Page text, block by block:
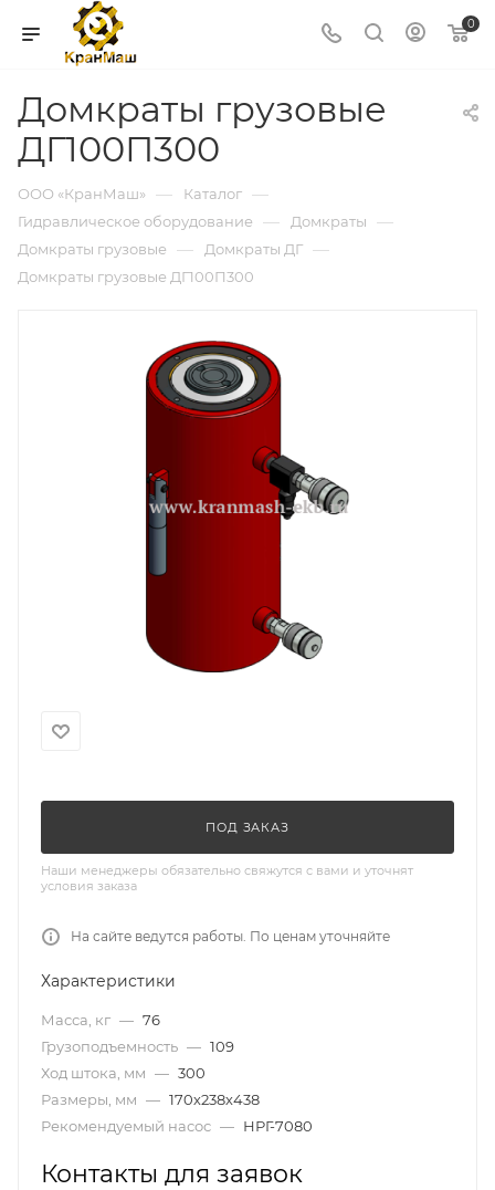
0
Домкраты грузовые
ДГ100П300
ООО «КранМаш» — Каталог —
Гидравлическое оборудование — Домкраты —
Домкраты грузовые — Домкраты ДГ —
Домкраты грузовые ДГ100П300
ПОД ЗАКАЗ
Наши менеджеры обязательно свяжутся с вами и уточнят
условия заказа
На сайте ведутся работы. По ценам уточняйте
Характеристики
Масса, кг — 76
Грузоподъемность — 109
Ход штока, мм — 300
Размеры, мм — 170х238х438
Рекомендуемый насос — НРГ-7080
Контакты для заявок